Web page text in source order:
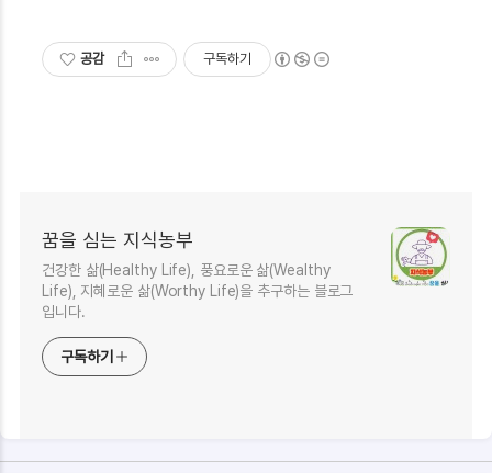
공감 구독하기
꿈을 심는 지식농부
건강한 삶(Healthy Life), 풍요로운 삶(Wealthy
Life), 지혜로운 삶(Worthy Life)을 추구하는 블로그
입니다.
구독하기